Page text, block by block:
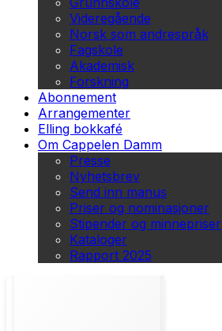
Videregående
Norsk som andrespråk
Fagskole
Akademisk
Forskning
Abonnement
Arrangementer
Elling bokkafé
Om Cappelen Damm
Presse
Nyhetsbrev
Send inn manus
Priser og nominasjoner
Stipender og minnepriser
Kataloger
Rapport 2025